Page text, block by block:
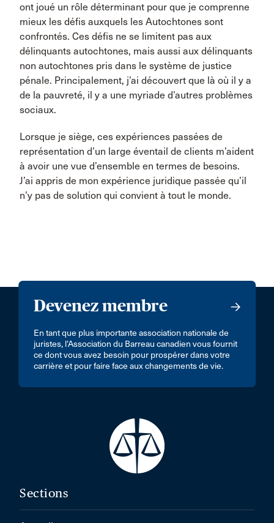
ont joué un rôle déterminant pour que je comprenne
mieux les défis auxquels les Autochtones sont
confrontés. Ces défis ne se limitent pas aux
délinquants autochtones, mais aussi aux délinquants
non autochtones pris dans le système de justice
pénale. Principalement, j’ai découvert que là où il y a
de la pauvreté, il y a une myriade d’autres problèmes
sociaux.
Lorsque je siège, ces expériences passées de
représentation d’un large éventail de clients m’aident
à avoir une vue d’ensemble en termes de besoins.
J’ai appris de mon expérience juridique passée qu’il
n’y pas de solution qui convient à tout le monde.
Devenez membre
En tant que plus importante association nationale de
juristes, l’Association du Barreau canadien vous fournit
ce dont vous avez besoin pour prospérer dans votre
carrière et pour faire face aux changements de vie.
Sections